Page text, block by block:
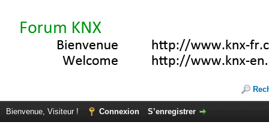
Bienvenue, Visiteur ! Connexion S’enregistrer